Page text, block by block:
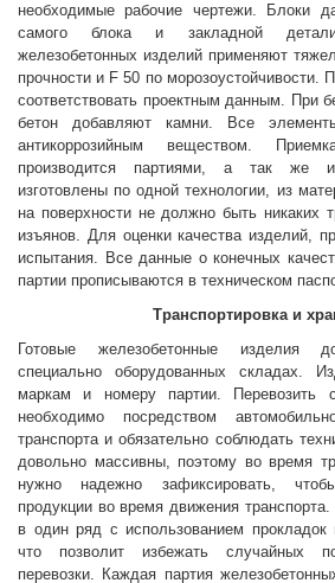
необходимые рабочие чертежи. Блоки
самого блока и закладной
железобетонных изделий применяют
прочности и F 50 по морозоустойчивости.
соответствовать проектным данным. При
бетон добавляют камни. Все
антикоррозийным веществом.
производится партиями, а так же
изготовлены по одной технологии, из
на поверхности не должно быть никаких
изъянов. Для оценки качества изделий,
испытания. Все данные о конечных
партии прописываются в техническом
Транспортировка и
Готовые железобетонные изделия
специально оборудованных складах.
маркам и номеру партии. Перевозить
необходимо посредством
транспорта и обязательно соблюдать
довольно массивны, поэтому во время
нужно надежно зафиксировать,
продукции во время движения
в один ряд с использованием прокладок
что позволит избежать случайных
перевозки. Каждая партия